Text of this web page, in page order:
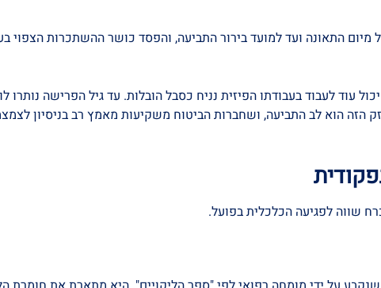
התאונה ועד למועד בירור התביעה, והפסד כושר ההשתכרות
חשבו על נפגע בן 35 שנפגע בגבו ואינו יכול עוד לעבוד בעבודתו הפיזית נניח כסבל
הזה הוא לב התביעה, ושחברות הביטוח משקיעות מאמץ רב בניסיון
שווה לפגיעה הכלכלית בפועל.